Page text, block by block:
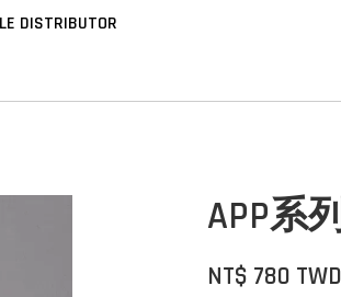
DISTRIBUTOR
APP系
NT$ 780 TWD